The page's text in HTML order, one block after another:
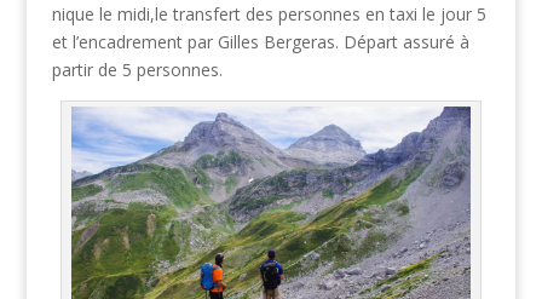
nique le midi,le transfert des personnes en taxi le jour 5
et l’encadrement par Gilles Bergeras. Départ assuré à
partir de 5 personnes.